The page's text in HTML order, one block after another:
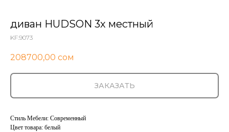
диван HUDSON 3х местный
KF.9073
208700,00 сом
ЗАКАЗАТЬ
Стиль Мебели: Современный
Цвет товара: белый